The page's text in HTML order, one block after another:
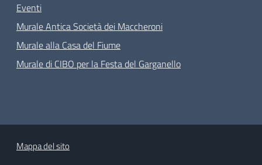
Eventi
Murale Antica Società dei Maccheroni
Murale alla Casa del Fiume
Murale di CIBO per la Festa del Garganello
Mappa del sito